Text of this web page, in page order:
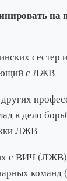
на
сестер
с ЛЖВ
в дело
ЛЖВ
с ВИЧ (ЛЖВ)